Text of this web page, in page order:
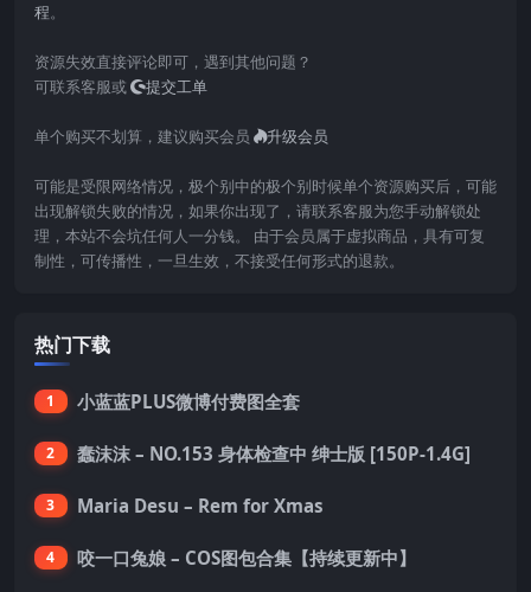
程。
资源失效直接评论即可，遇到其他问题？
可联系客服或
提交工单
单个购买不划算，建议购买会员 升级会员
可能是受限网络情况，极个别中的极个别时候单个资源购买后，可能
出现解锁失败的情况，如果你出现了，请联系客服为您手动解锁处
理，本站不会坑任何人一分钱。 由于会员属于虚拟商品，具有可复
制性，可传播性，一旦生效，不接受任何形式的退款。
热门下载
1 小蓝蓝PLUS微博付费图全套
2 蠢沫沫 – NO.153 身体检查中 绅士版 [150P-1.4G]
3 Maria Desu – Rem for Xmas
4 咬一口兔娘 – COS图包合集【持续更新中】